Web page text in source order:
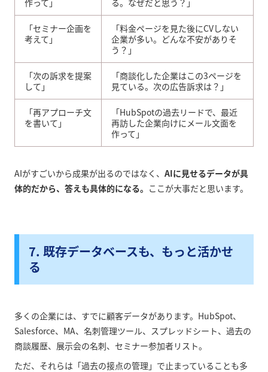
作って」 る。なぜだと思う？」
「セミナー企画を
考えて」
「料金ページを見た後にCVしない
企業が多い。どんな不安がありそ
う？」
「次の訴求を提案
して」
「商談化した企業はこの3ページを
見ている。次の広告訴求は？」
「再アプローチ文
を書いて」
「HubSpotの過去リードで、最近
再訪した企業向けにメール文面を
作って」
AIがすごいから成果が出るのではなく、 AIに見せるデータが具
体的だから、答えも具体的になる。 ここが大事だと思います。
7. 既存データベースも、もっと活かせ
る
多くの企業には、すでに顧客データがあります。HubSpot、
Salesforce、MA、名刺管理ツール、スプレッドシート、過去の
商談履歴、展示会の名刺、セミナー参加者リスト。
ただ、それらは「過去の接点の管理」で止まっていることも多